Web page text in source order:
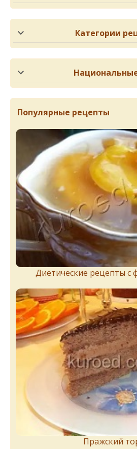
Категории
Популярные рецепты
Диетические рецепты с
Пражский